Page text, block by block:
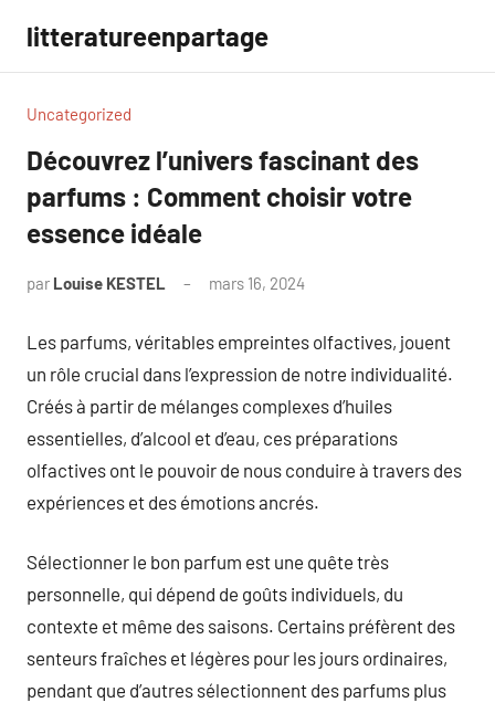
contenu
litteratureenpartage
Uncategorized
Découvrez l’univers fascinant des
parfums : Comment choisir votre
essence idéale
par Louise KESTEL mars 16, 2024
Les parfums, véritables empreintes olfactives, jouent
un rôle crucial dans l’expression de notre individualité.
Créés à partir de mélanges complexes d’huiles
essentielles, d’alcool et d’eau, ces préparations
olfactives ont le pouvoir de nous conduire à travers des
expériences et des émotions ancrés.
Sélectionner le bon parfum est une quête très
personnelle, qui dépend de goûts individuels, du
contexte et même des saisons. Certains préfèrent des
senteurs fraîches et légères pour les jours ordinaires,
pendant que d’autres sélectionnent des parfums plus